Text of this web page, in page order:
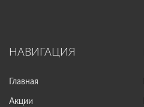
НАВИГАЦИЯ
Главная
Акции